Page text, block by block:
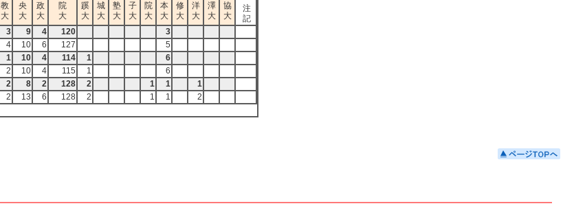
教
大
央
大
政
大
院
大
蹊
大
城
大
塾
大
子
大
院
大
本
大
修
大
洋
大
澤
大
協
大
注
記
3 9 4 120
3
4 10 6 127
5
1 10 4 114 1
6
2 10 4 115 1
6
2 8 2 128 2 1 1
1
2 13 6 128 2 1 1
2